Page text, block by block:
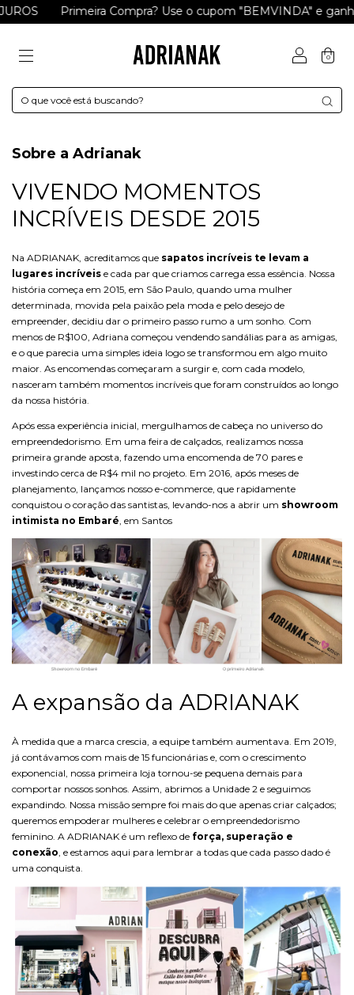
Primeira Compra? Use o cupom "BEMVINDA" e ganhe R$
0
Sobre a Adrianak
VIVENDO MOMENTOS
INCRÍVEIS DESDE 2015
Na ADRIANAK, acreditamos que sapatos incríveis te levam a
lugares incríveis e cada par que criamos carrega essa essência. Nossa
história começa em 2015, em São Paulo, quando uma mulher
determinada, movida pela paixão pela moda e pelo desejo de
empreender, decidiu dar o primeiro passo rumo a um sonho. Com
menos de R$100, Adriana começou vendendo sandálias para as amigas,
e o que parecia uma simples ideia logo se transformou em algo muito
maior. As encomendas começaram a surgir e, com cada modelo,
nasceram também momentos incríveis que foram construídos ao longo
da nossa história.
Após essa experiência inicial, mergulhamos de cabeça no universo do
empreendedorismo. Em uma feira de calçados, realizamos nossa
primeira grande aposta, fazendo uma encomenda de 70 pares e
investindo cerca de R$4 mil no projeto. Em 2016, após meses de
planejamento, lançamos nosso e-commerce, que rapidamente
conquistou o coração das santistas, levando-nos a abrir um showroom
intimista no Embaré, em Santos
A expansão da ADRIANAK
À medida que a marca crescia, a equipe também aumentava. Em 2019,
já contávamos com mais de 15 funcionárias e, com o crescimento
exponencial, nossa primeira loja tornou-se pequena demais para
comportar nossos sonhos. Assim, abrimos a Unidade 2 e seguimos
expandindo. Nossa missão sempre foi mais do que apenas criar calçados;
queremos empoderar mulheres e celebrar o empreendedorismo
feminino. A ADRIANAK é um reflexo de força, superação e
conexão , e estamos aqui para lembrar a todas que cada passo dado é
uma conquista.